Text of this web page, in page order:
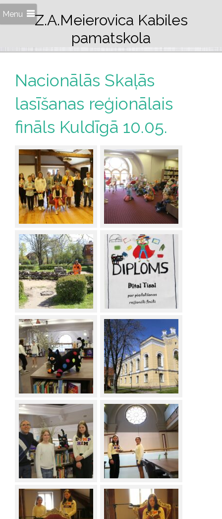
Menu
Z.A.Meierovica Kabiles
pamatskola
Nacionālās Skaļās
lasīšanas reģionālais
fināls Kuldīgā 10.05.